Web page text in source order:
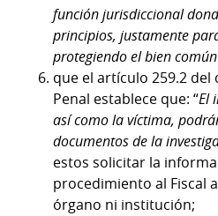
función jurisdiccional
principios, justamente
protegiendo el bien
que el artículo 259.2 del
Penal establece que: “El
así como la víctima,
documentos de la
estos solicitar la
procedimiento al Fiscal
órgano ni institución;